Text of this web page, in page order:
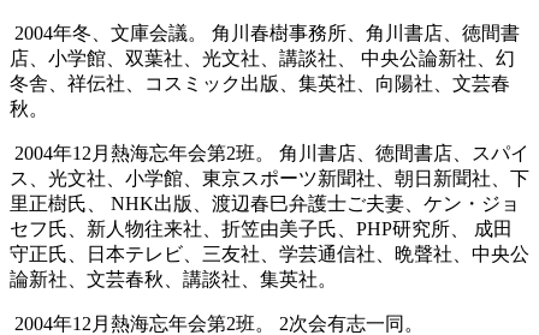
2004年冬、文庫会議。 角川春樹事務所、角川書店、徳間書
店、小学館、双葉社、光文社、講談社、 中央公論新社、幻
冬舎、祥伝社、コスミック出版、集英社、向陽社、文芸春
秋。
2004年12月熱海忘年会第2班。 角川書店、徳間書店、スパイ
ス、光文社、小学館、東京スポーツ新聞社、朝日新聞社、下
里正樹氏、 NHK出版、渡辺春巳弁護士ご夫妻、ケン・ジョ
セフ氏、新人物往来社、折笠由美子氏、PHP研究所、 成田
守正氏、日本テレビ、三友社、学芸通信社、晩聲社、中央公
論新社、文芸春秋、講談社、集英社。
2004年12月熱海忘年会第2班。 2次会有志一同。